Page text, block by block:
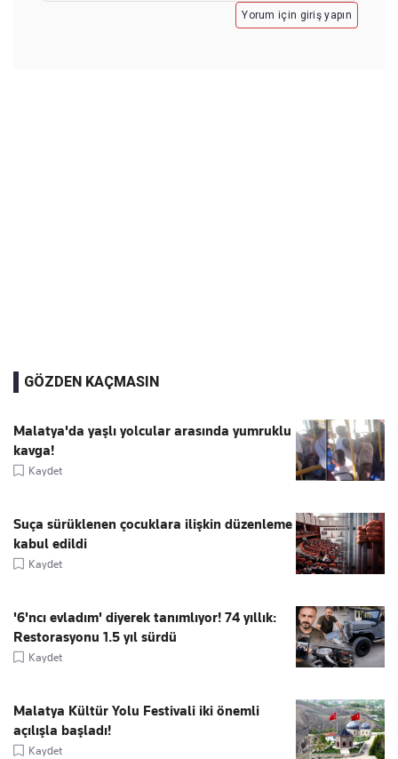
Yorum için giriş yapın
GÖZDEN KAÇMASIN
Malatya'da yaşlı yolcular arasında yumruklu
kavga!
Kaydet
Suça sürüklenen çocuklara ilişkin düzenleme
kabul edildi
Kaydet
'6'ncı evladım' diyerek tanımlıyor! 74 yıllık:
Restorasyonu 1.5 yıl sürdü
Kaydet
Malatya Kültür Yolu Festivali iki önemli
açılışla başladı!
Kaydet